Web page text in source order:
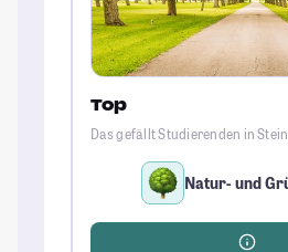
Top
Das gefällt Studierenden in
Natur- und